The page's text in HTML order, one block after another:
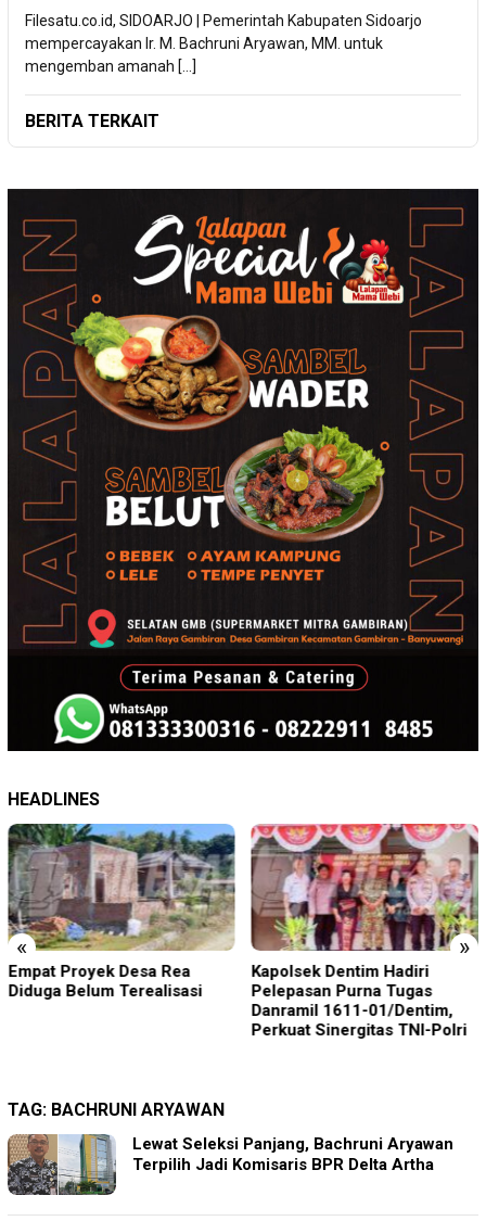
Filesatu.co.id, SIDOARJO | Pemerintah Kabupaten Sidoarjo
mempercayakan Ir. M. Bachruni Aryawan, MM. untuk
mengemban amanah […]
BERITA TERKAIT
HEADLINES
« »
Empat Proyek Desa Rea
Diduga Belum Terealisasi
Kapolsek Dentim Hadiri
Pelepasan Purna Tugas
Danramil 1611-01/Dentim,
Perkuat Sinergitas TNI-Polri
TAG: BACHRUNI ARYAWAN
Lewat Seleksi Panjang, Bachruni Aryawan
Terpilih Jadi Komisaris BPR Delta Artha